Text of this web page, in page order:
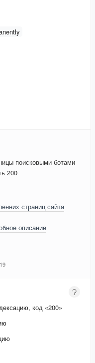
поисковыми ботами
200
страниц сайта
описание
код «200»